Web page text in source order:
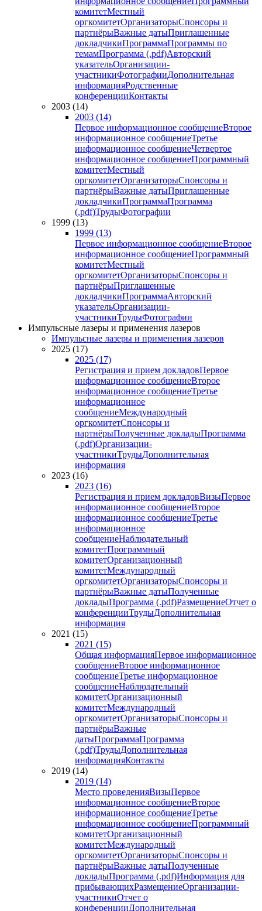
комитетМестный
оргкомитетОрганизаторыСпонсоры и
партнёрыВажные датыПриглашенные
докладчикиПрограммаПрограммы по
темамПрограмма (.pdf)Авторский
указательОрганизации-
участникиФотографииДополнительная
информацияРодственные
конференцииКонтакты
2003 (14)
2003 (14)
Первое информационное сообщениеВторое
информационное сообщениеТретье
информационное сообщениеЧетвертое
информационное сообщениеПрограммный
комитетМестный
оргкомитетОрганизаторыСпонсоры и
партнёрыВажные датыПриглашенные
докладчикиПрограммаПрограмма
(.pdf)ТрудыФотографии
1999 (13)
1999 (13)
Первое информационное сообщениеВторое
информационное сообщениеПрограммный
комитетМестный
оргкомитетОрганизаторыСпонсоры и
партнёрыПриглашенные
докладчикиПрограммаАвторский
указательОрганизации-
участникиТрудыФотографии
Импульсные лазеры и применения лазеров
Импульсные лазеры и применения лазеров
2025 (17)
2025 (17)
Регистрация и прием докладовПервое
информационное сообщениеВторое
информационное сообщениеТретье
информационное
сообщениеМеждународный
оргкомитетСпонсоры и
партнёрыПолученные докладыПрограмма
(.pdf)Организации-
участникиТрудыДополнительная
информация
2023 (16)
2023 (16)
Регистрация и прием докладовВизыПервое
информационное сообщениеВторое
информационное сообщениеТретье
информационное
сообщениеНаблюдательный
комитетПрограммный
комитетОрганизационный
комитетМеждународный
оргкомитетОрганизаторыСпонсоры и
партнёрыВажные датыПолученные
докладыПрограмма (.pdf)РазмещениеОтчет о
конференцииТрудыДополнительная
информация
2021 (15)
2021 (15)
Общая информацияПервое информационное
сообщениеВторое информационное
сообщениеТретье информационное
сообщениеНаблюдательный
комитетОрганизационный
комитетМеждународный
оргкомитетОрганизаторыСпонсоры и
партнёрыВажные
датыПрограммаПрограмма
(.pdf)ТрудыДополнительная
информацияКонтакты
2019 (14)
2019 (14)
Место проведенияВизыПервое
информационное сообщениеВторое
информационное сообщениеТретье
информационное сообщениеПрограммный
комитетОрганизационный
комитетМеждународный
оргкомитетОрганизаторыСпонсоры и
партнёрыВажные датыПолученные
докладыПрограмма (.pdf)Информация для
прибывающихРазмещениеОрганизации-
участникиОтчет о
конференцииДополнительная